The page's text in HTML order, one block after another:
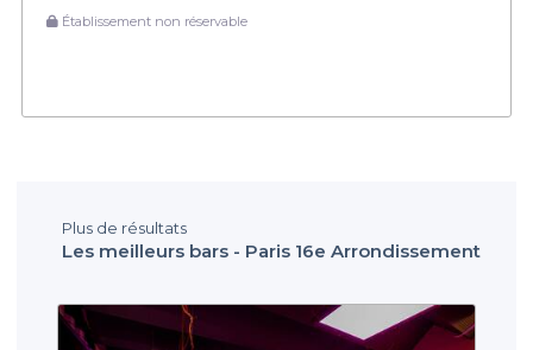
Établissement non réservable
Plus de résultats
Les meilleurs bars - Paris 16e Arrondissement